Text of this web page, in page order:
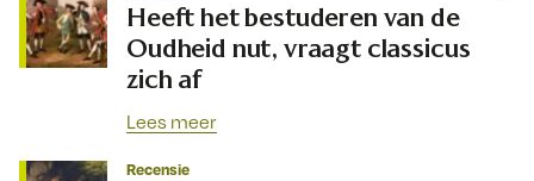
Heeft het bestuderen van de
Oudheid nut, vraagt classicus
zich af
Lees meer
Recensie